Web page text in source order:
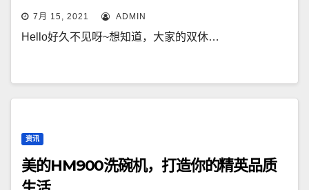
7月 15, 2021 ADMIN
Hello好久不见呀~想知道，大家的双休…
资讯
美的HM900洗碗机，打造你的精英品质